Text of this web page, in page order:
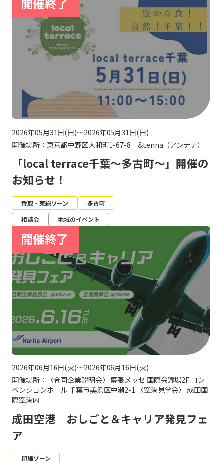
2026年05月31日(日)～2026年05月31日(日)
開催場所：東京都中野区大和町1-67-8 &tenna（アンテナ）
「local terrace千葉～多古町～」開催の
お知らせ！
香取・東総ゾーン
多古町
相談会
地域のイベント
2026年06月16日(火)～2026年06月16日(火)
開催場所：〈合同企業説明会〉 幕張メッセ 国際会議場2F コン
ベンションホール 千葉市美浜区中瀬2-1 〈空港見学会〉 成田国
際空港内
成田空港 おしごと＆キャリア発見フェ
ア
印旛ゾーン